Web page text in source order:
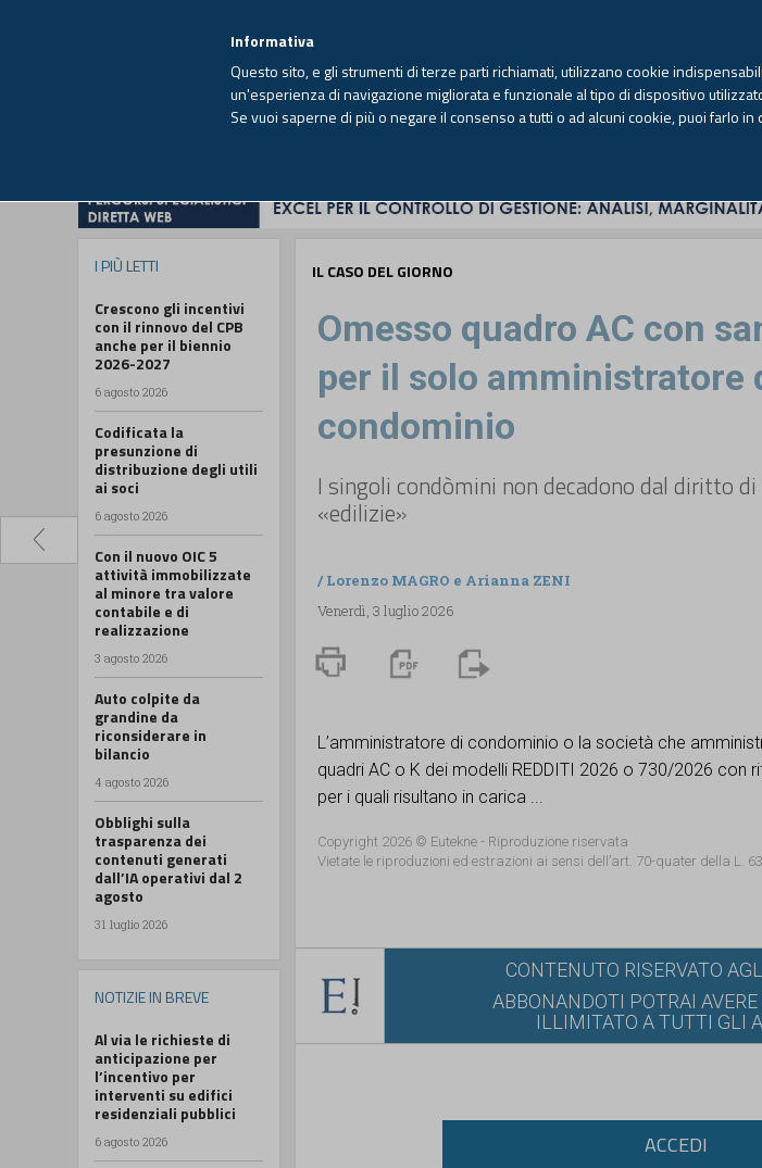
Giovedì, 6
I PIÙ LETTI
Crescono gli incentivi
con il rinnovo del CPB
anche per il biennio
2026-2027
6 agosto 2026
Codificata la
presunzione di
distribuzione degli utili
ai soci
6 agosto 2026
Con il nuovo OIC 5
attività immobilizzate
al minore tra valore
contabile e di
realizzazione
3 agosto 2026
Auto colpite da
grandine da
riconsiderare in
bilancio
4 agosto 2026
Obblighi sulla
trasparenza dei
contenuti generati
dall’IA operativi dal 2
agosto
31 luglio 2026
NOTIZIE IN BREVE
Al via le richieste di
anticipazione per
l’incentivo per
interventi su edifici
residenziali pubblici
6 agosto 2026
IL CASO DEL GIORNO
Omesso quadro AC con
per il solo amministratore
condominio
I singoli condòmini non decadono dal diritto
«edilizie»
/ Lorenzo MAGRO e Arianna ZENI
Venerdì, 3 luglio 2026
L’amministratore di condominio o la società che
quadri AC o K dei modelli REDDITI 2026 o 730/2026 con
per i quali risultano in carica ...
Copyright 2026 © Eutekne - Riproduzione riservata
Vietate le riproduzioni ed estrazioni ai sensi dell’art. 70-quater della L.
CONTENUTO RISERVATO
ABBONANDOTI POTRAI AVERE
ILLIMITATO A TUTTI GLI
ACCEDI
Informativa
Questo sito, e gli strumenti di terze parti richiamati, utilizzano cookie
un'esperienza di navigazione migliorata e funzionale al tipo di dispositivo
Se vuoi saperne di più o negare il consenso a tutti o ad alcuni cookie, puoi farlo